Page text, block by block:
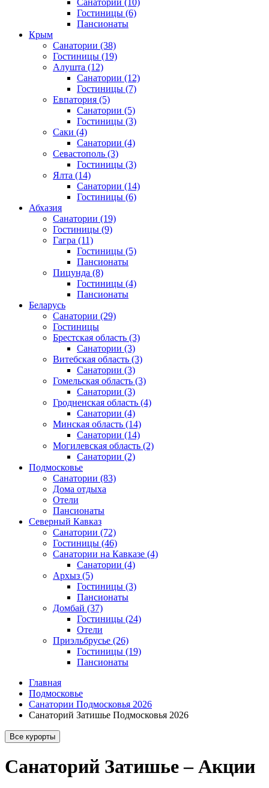
Санатории (10)
Гостиницы (6)
Пансионаты
Крым
Санатории (38)
Гостиницы (19)
Алушта (12)
Санатории (12)
Гостиницы (7)
Евпатория (5)
Санатории (5)
Гостиницы (3)
Саки (4)
Санатории (4)
Севастополь (3)
Гостиницы (3)
Ялта (14)
Санатории (14)
Гостиницы (6)
Абхазия
Санатории (19)
Гостиницы (9)
Гагра (11)
Гостиницы (5)
Пансионаты
Пицунда (8)
Гостиницы (4)
Пансионаты
Беларусь
Санатории (29)
Гостиницы
Брестская область (3)
Санатории (3)
Витебская область (3)
Санатории (3)
Гомельская область (3)
Санатории (3)
Гродненская область (4)
Санатории (4)
Минская область (14)
Санатории (14)
Могилевская область (2)
Санатории (2)
Подмосковье
Санатории (83)
Дома отдыха
Отели
Пансионаты
Северный Кавказ
Санатории (72)
Гостиницы (46)
Санатории на Кавказе (4)
Санатории (4)
Архыз (5)
Гостиницы (3)
Пансионаты
Домбай (37)
Гостиницы (24)
Отели
Приэльбрусье (26)
Гостиницы (19)
Пансионаты
Главная
Подмосковье
Санатории Подмосковья 2026
Санаторий Затишье Подмосковья 2026
Все курорты
Санаторий Затишье – Акции